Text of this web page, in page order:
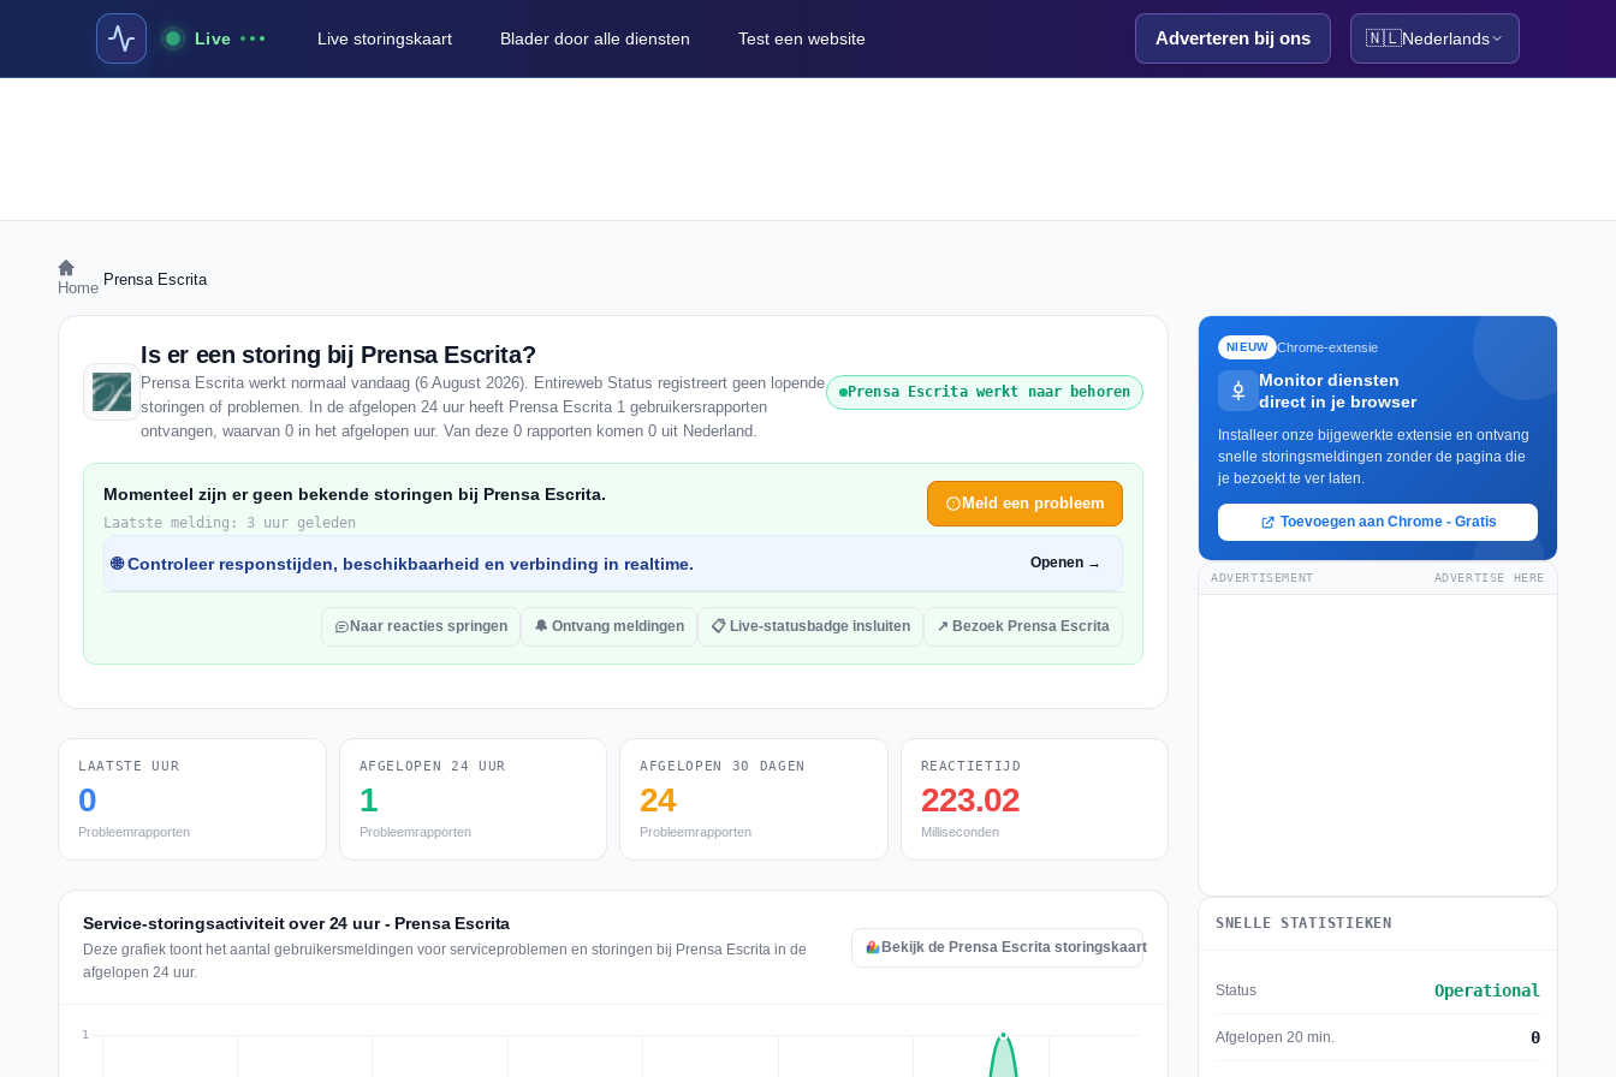
Live Live storingskaart Blader door alle diensten Test een website Adverteren bij ons 🇳🇱Nederlands
Home Prensa Escrita
Is er een storing bij Prensa Escrita?
Prensa Escrita werkt normaal vandaag (6 August 2026). Entireweb Status registreert geen lopende
storingen of problemen. In de afgelopen 24 uur heeft Prensa Escrita 1 gebruikersrapporten
ontvangen, waarvan 0 in het afgelopen uur. Van deze 0 rapporten komen 0 uit Nederland.
Prensa Escrita werkt naar behoren
Momenteel zijn er geen bekende storingen bij Prensa Escrita.
Laatste melding: 3 uur geleden
Meld een probleem
🌐 Controleer responstijden, beschikbaarheid en verbinding in realtime. Openen →
Naar reacties springen 🔔 Ontvang meldingen 📋 Live-statusbadge insluiten ↗ Bezoek Prensa Escrita
LAATSTE UUR
0
Probleemrapporten
AFGELOPEN 24 UUR
1
Probleemrapporten
AFGELOPEN 30 DAGEN
24
Probleemrapporten
REACTIETIJD
223.02
Milliseconden
Service-storingsactiviteit over 24 uur - Prensa Escrita
Deze grafiek toont het aantal gebruikersmeldingen voor serviceproblemen en storingen bij Prensa Escrita in de
afgelopen 24 uur.
Bekijk de Prensa Escrita storingskaart
NIEUW Chrome-extensie
Monitor diensten
direct in je browser
Installeer onze bijgewerkte extensie en ontvang
snelle storingsmeldingen zonder de pagina die
je bezoekt te ver laten.
Toevoegen aan Chrome - Gratis
ADVERTISEMENT ADVERTISE HERE
SNELLE STATISTIEKEN
Status Operational
Afgelopen 20 min. 0